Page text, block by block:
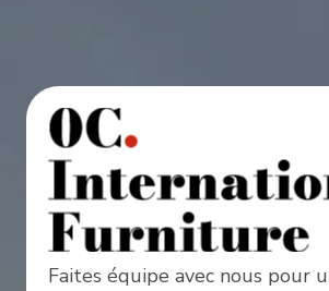
Faites équipe avec nous pour